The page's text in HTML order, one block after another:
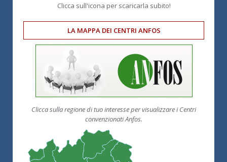
Clicca sull'icona per scaricarla subito!
LA MAPPA DEI CENTRI ANFOS
Clicca sulla regione di tuo interesse per visualizzare i Centri
convenzionati Anfos.